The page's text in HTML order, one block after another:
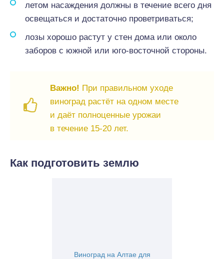
летом насаждения должны в течение всего дня
освещаться и достаточно проветриваться;
лозы хорошо растут у стен дома или около
заборов с южной или юго-восточной стороны.
Важно! При правильном уходе
виноград растёт на одном месте
и даёт полноценные урожаи
в течение 15-20 лет.
Как подготовить землю
Виноград на Алтае для